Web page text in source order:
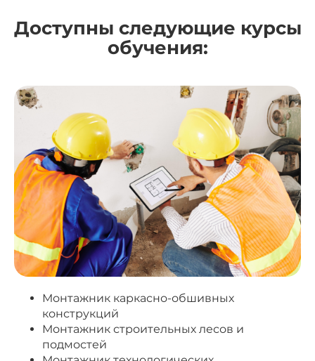
Доступны следующие курсы
обучения:
Монтажник каркасно-обшивных
конструкций
Монтажник строительных лесов и
подмостей